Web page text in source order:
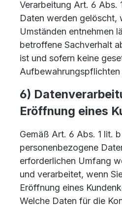
Verarbeitung Art. 6 Abs.
Daten werden gelöscht,
Umständen entnehmen
betroffene Sachverhalt
ist und sofern keine
Aufbewahrungspflichten
6)
Eröffnung eines
Gemäß Art. 6 Abs. 1 lit.
personenbezogene
erforderlichen Umfang
und verarbeitet, wenn
Eröffnung eines
Welche Daten für die